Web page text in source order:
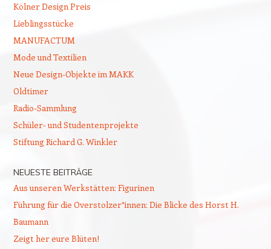
Kölner Design Preis
Lieblingsstücke
MANUFACTUM
Mode und Textilien
Neue Design-Objekte im MAKK
Oldtimer
Radio-Sammlung
Schüler- und Studentenprojekte
Stiftung Richard G. Winkler
NEUESTE BEITRÄGE
Aus unseren Werkstätten: Figurinen
Führung für die Overstolzer*innen: Die Blicke des Horst H.
Baumann
Zeigt her eure Blüten!